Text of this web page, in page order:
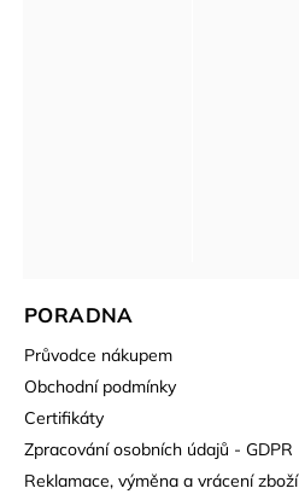
PORADNA
Průvodce nákupem
Obchodní podmínky
Certifikáty
Zpracování osobních údajů - GDPR
Reklamace, výměna a vrácení zboží